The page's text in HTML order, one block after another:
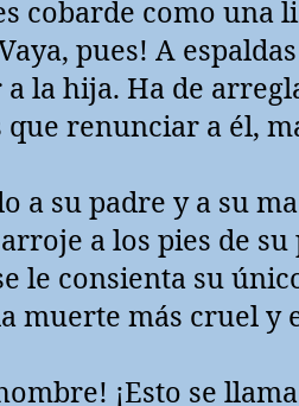
cobarde como una
pues! A
la hija. Ha de
que renunciar a él,
a su padre y a su
a los pies de
le consienta su
muerte más cruel y
¡Esto se